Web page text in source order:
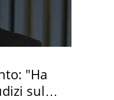
"Ha
sul